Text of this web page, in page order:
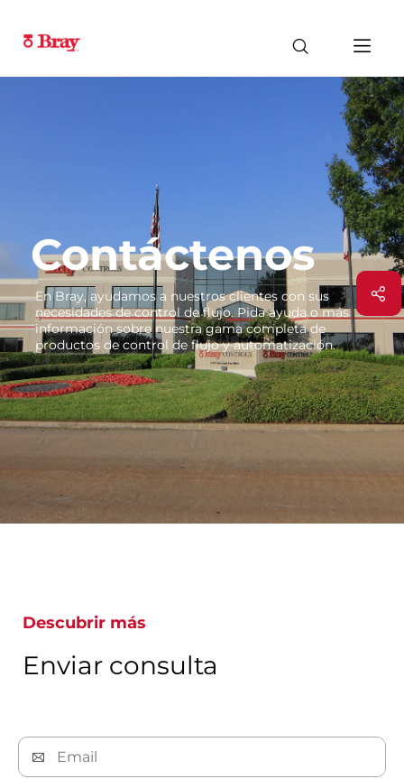
Contáctenos
En Bray, ayudamos a nuestros clientes con sus
necesidades de control de flujo. Pida ayuda o más
información sobre nuestra gama completa de
productos de control de flujo y automatización.
Descubrir más
Enviar consulta